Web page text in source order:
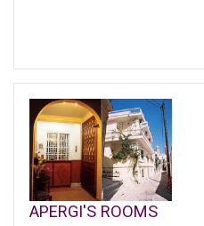
APERGI'S ROOMS